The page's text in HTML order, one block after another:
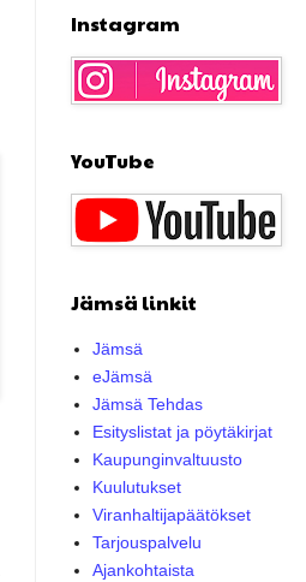
Instagram
YouTube
Jämsä linkit
Jämsä
eJämsä
Jämsä Tehdas
Esityslistat ja pöytäkirjat
Kaupunginvaltuusto
Kuulutukset
Viranhaltijapäätökset
Tarjouspalvelu
Ajankohtaista